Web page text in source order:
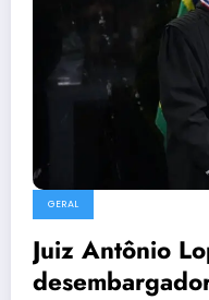
GERAL
Juiz Antônio